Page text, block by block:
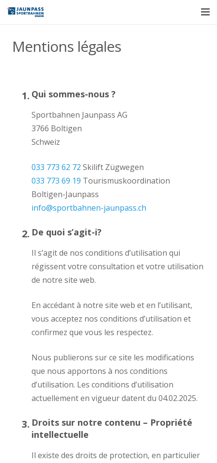
Contacte
Á propos de nous
Français
Mentions légales
Qui sommes-nous ?
Sportbahnen Jaunpass AG
3766 Boltigen
Schweiz
033 773 62 72 Skilift Zügwegen
033 773 69 19 Tourismuskoordination
Boltigen-Jaunpass
info@sportbahnen-jaunpass.ch
De quoi s’agit-i?
Il s’agit de nos conditions d’utilisation qui
régissent votre consultation et votre utilisation
de notre site web.
En accédant à notre site web et en l’utilisant,
vous acceptez nos conditions d’utilisation et
confirmez que vous les respectez.
Nous publierons sur ce site les modifications
que nous apportons à nos conditions
d’utilisation. Les conditions d’utilisation
actuellement en vigueur datent du 04.02.2025.
Droits sur notre contenu – Propriété
intellectuelle
Il existe des droits de protection, en particulier